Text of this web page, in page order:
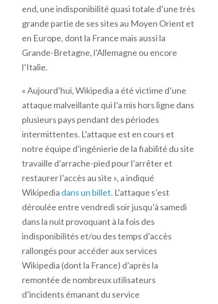
end, une indisponibilité quasi totale d’une très
grande partie de ses sites au Moyen Orient et
en Europe, dont la France mais aussi la
Grande-Bretagne, l’Allemagne ou encore
l’Italie.
« Aujourd’hui, Wikipedia a été victime d’une
attaque malveillante qui l’a mis hors ligne dans
plusieurs pays pendant des périodes
intermittentes. L’attaque est en cours et
notre équipe d’ingénierie de la fiabilité du site
travaille d’arrache-pied pour l’arrêter et
restaurer l’accès au site », a indiqué
Wikipedia dans un billet. L’attaque s’est
déroulée entre vendredi soir jusqu’à samedi
dans la nuit provoquant à la fois des
indisponibilités et/ou des temps d’accès
rallongés pour accéder aux services
Wikipedia (dont la France) d’après la
remontée de nombreux utilisateurs
d’incidents émanant du service